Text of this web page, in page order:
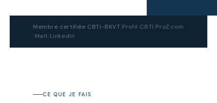
Membre certifiée CBTI-BKVT Profil CBTI ProZ.com
Malt LinkedIn
CE QUE JE FAIS